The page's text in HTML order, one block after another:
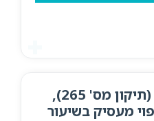
חוק הביטוח הלאומי (תיקון מס' 265),
– 2026- שיפוי מעסיק בשיעור